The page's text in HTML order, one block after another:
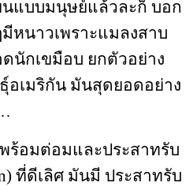
แบบมนุษย์แล้วละก็ บอก
มีหนาวเพราะแมลงสาบ
นักเขมือบ ยกตัวอย่าง
อเมริกัน มันสุดยอดอย่าง
ร้อมต่อมและประสาทรับ
ที่ดีเลิศ มันมี ประสาทรับ